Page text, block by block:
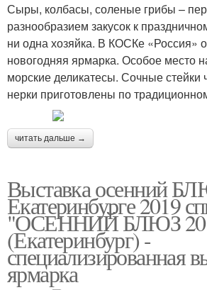
Сыры, колбасы, соленые грибы –
разнообразием закусок к
ни одна хозяйка. В КОСКе «Россия»
новогодняя ярмарка. Особое место
морские деликатесы. Сочные стейки
нерки приготовлены по
читать дальше →
Выставка осенний
Екатеринбурге 2019
"ОСЕННИЙ БЛЮЗ
(Екатеринбург) -
специализированная
ярмарка